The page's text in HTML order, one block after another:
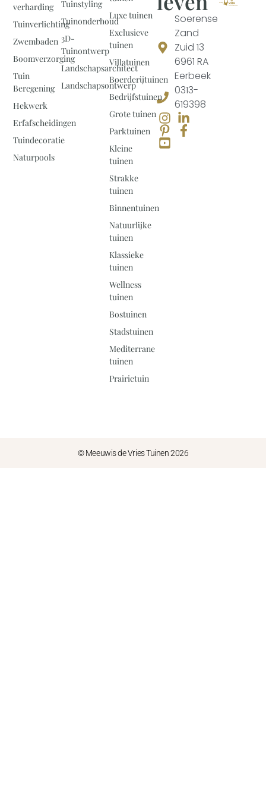
Soerense
Zand
Zuid 13
6961 RA
Eerbeek
0313-
619398
Luxe tuinen
Exclusieve
tuinen
Villatuinen
Boerderijtuinen
Bedrijfstuinen
Grote tuinen
Parktuinen
Kleine
tuinen
Strakke
tuinen
Binnentuinen
Natuurlijke
tuinen
Klassieke
tuinen
Wellness
tuinen
Bostuinen
Stadstuinen
Mediterrane
tuinen
Prairietuin
Tuinstyling
Tuinonderhoud
3D-
Tuinontwerp
Landschapsarchitect
Landschapsontwerp
verharding
Tuinverlichting
Zwembaden
Boomverzorging
Tuin
Beregening
Hekwerk
Erfafscheidingen
Tuindecoratie
Naturpools
© Meeuwis de Vries Tuinen 2026